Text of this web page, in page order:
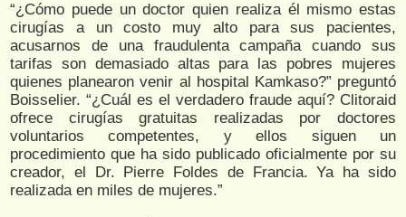
“¿Cómo puede un doctor quien realiza él mismo estas
cirugías a un costo muy alto para sus pacientes,
acusarnos de una fraudulenta campaña cuando sus
tarifas son demasiado altas para las pobres mujeres
quienes planearon venir al hospital Kamkaso?” preguntó
Boisselier. “¿Cuál es el verdadero fraude aquí? Clitoraid
ofrece cirugías gratuitas realizadas por doctores
voluntarios competentes, y ellos siguen un
procedimiento que ha sido publicado oficialmente por su
creador, el Dr. Pierre Foldes de Francia. Ya ha sido
realizada en miles de mujeres.”